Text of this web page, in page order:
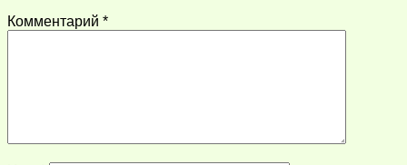
Комментарий *